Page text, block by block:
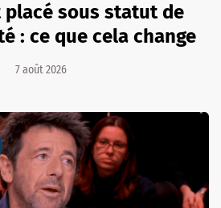
placé sous statut de
: ce que cela change
7 août 2026